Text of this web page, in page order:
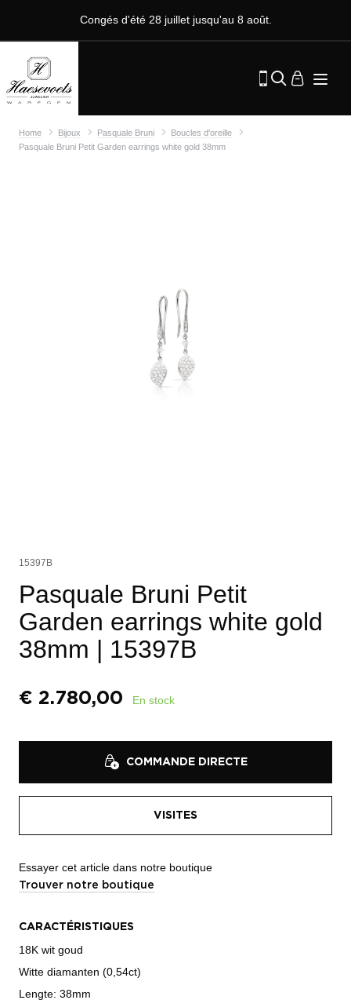
Congés d'été 28 juillet jusqu'au 8 août.
Home Bijoux Pasquale Bruni
Boucles d'oreille
Pasquale Bruni Petit Garden earrings white gold 38mm
15397B
Pasquale Bruni Petit
Garden earrings white gold
38mm | 15397B
€ 2.780,00 En stock
COMMANDE DIRECTE
VISITES
Essayer cet article dans notre boutique
Trouver notre boutique
CARACTÉRISTIQUES
18K wit goud
Witte diamanten (0,54ct)
Lengte: 38mm